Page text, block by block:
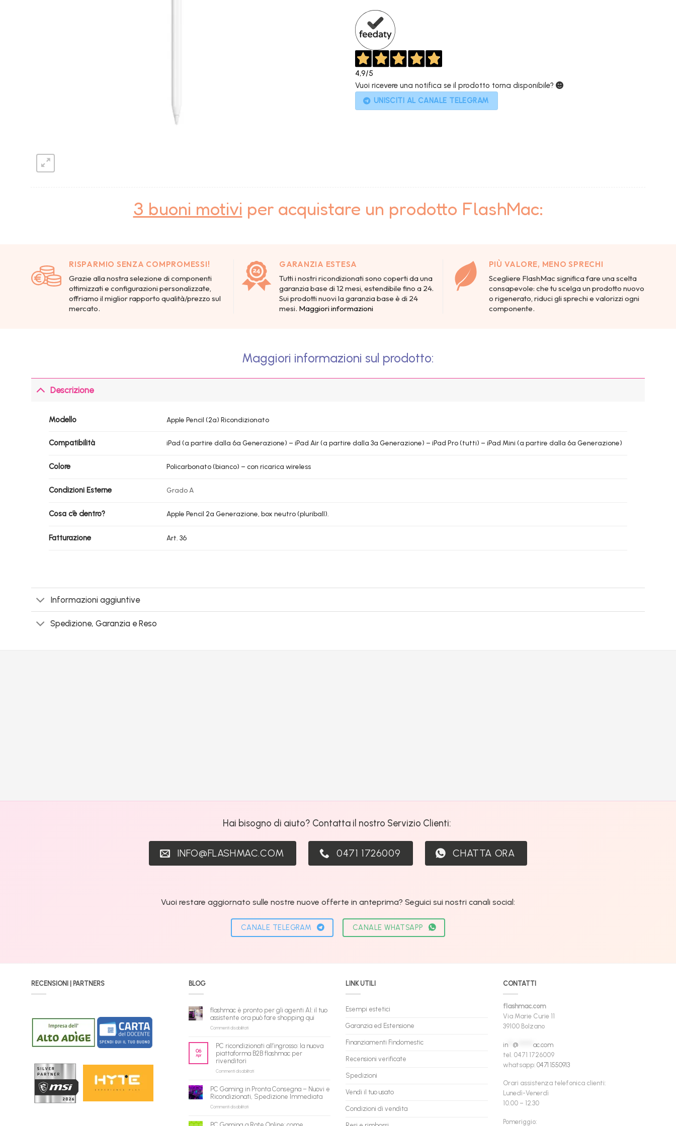
4,9/5
Vuoi ricevere una notifica se il prodotto torna disponibile?
UNISCITI AL CANALE TELEGRAM
3 buoni motivi per acquistare un prodotto FlashMac:
RISPARMIO SENZA COMPROMESSI!
Grazie alla nostra selezione di componenti
ottimizzati e configurazioni personalizzate,
offriamo il miglior rapporto qualità/prezzo sul
mercato.
GARANZIA ESTESA
Tutti i nostri ricondizionati sono coperti da una
garanzia base di 12 mesi, estendibile fino a 24.
Sui prodotti nuovi la garanzia base è di 24
mesi. Maggiori informazioni
PIÙ VALORE, MENO SPRECHI
Scegliere FlashMac significa fare una scelta
consapevole: che tu scelga un prodotto nuovo
o rigenerato, riduci gli sprechi e valorizzi ogni
componente.
Maggiori informazioni sul prodotto:
Descrizione
Modello Apple Pencil (2a) Ricondizionato
Compatibilità iPad (a partire dalla 6a Generazione) – iPad Air (a partire dalla 3a Generazione) – iPad Pro (tutti) – iPad Mini (a partire dalla 6a Generazione)
Colore Policarbonato (bianco) – con ricarica wireless
Condizioni Esterne Grado A
Cosa c’è dentro? Apple Pencil 2a Generazione, box neutro (pluriball).
Fatturazione Art. 36
Informazioni aggiuntive
Spedizione, Garanzia e Reso
Hai bisogno di aiuto? Contatta il nostro Servizio Clienti:
INFO@FLASHMAC.COM 0471 1726009 CHATTA ORA
Vuoi restare aggiornato sulle nostre nuove offerte in anteprima? Seguici sui nostri canali social:
CANALE TELEGRAM CANALE WHATSAPP
RECENSIONI | PARTNERS BLOG
flashmac è pronto per gli agenti AI: il tuo
assistente ora può fare shopping qui
Commenti disabilitatisu
pronto
per
agenti
tuo
assistente
06
Apr
PC ricondizionati all’ingrosso: la nuova
piattaforma B2B flashmac per
rivenditori
Commenti disabilitatisu
all’ingrosso:
la
PC Gaming in Pronta Consegna – Nuovi e
Ricondizionati, Spedizione Immediata
Commenti disabilitatisu
LINK UTILI
Esempi estetici
Garanzia ed Estensione
Finanziamenti Findomestic
Recensioni verificate
Spedizioni
Vendi il tuo usato
Condizioni di vendita
CONTATTI
flashmac.com
Via Marie Curie 11
39100 Bolzano
in** @****** ac.com
tel. 0471 1726009
whatsapp: 0471 1550913
Orari assistenza telefonica clienti:
Lunedì-Venerdì
10.00 – 12.30
Pomeriggio: